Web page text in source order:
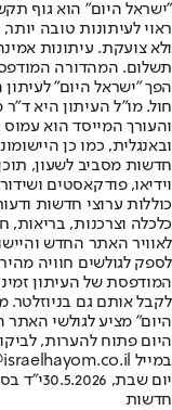
"ישראל היום" הוא גוף
ראוי לעיתונות טובה
ולא צועקת. עיתונות
הפך "ישראל היום"
חול. מו"ל העיתון היא
והעורך המייסד הוא
חדשות מסביב לשעון,
וידיאו, פודקאסטים
כוללות ערוצי חדשות
לאוויר האתר החדש
לספק לגולשים חוויה
המודפסת של העיתון
לקבל אותם גם בניוזלטר.
היום" מציע לגולשי האתר
היום פתוח להערות,
במייל hayom@israelhayom.co.il.
יום שבת, 30.5.2026
י"ד
חדשות